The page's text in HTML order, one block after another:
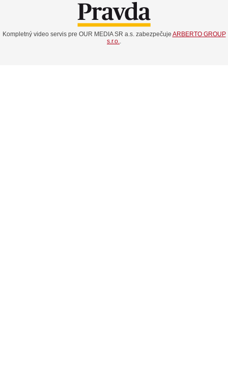
Kompletný video servis pre OUR MEDIA SR a.s. zabezpečuje ARBERTO GROUP
s.r.o.